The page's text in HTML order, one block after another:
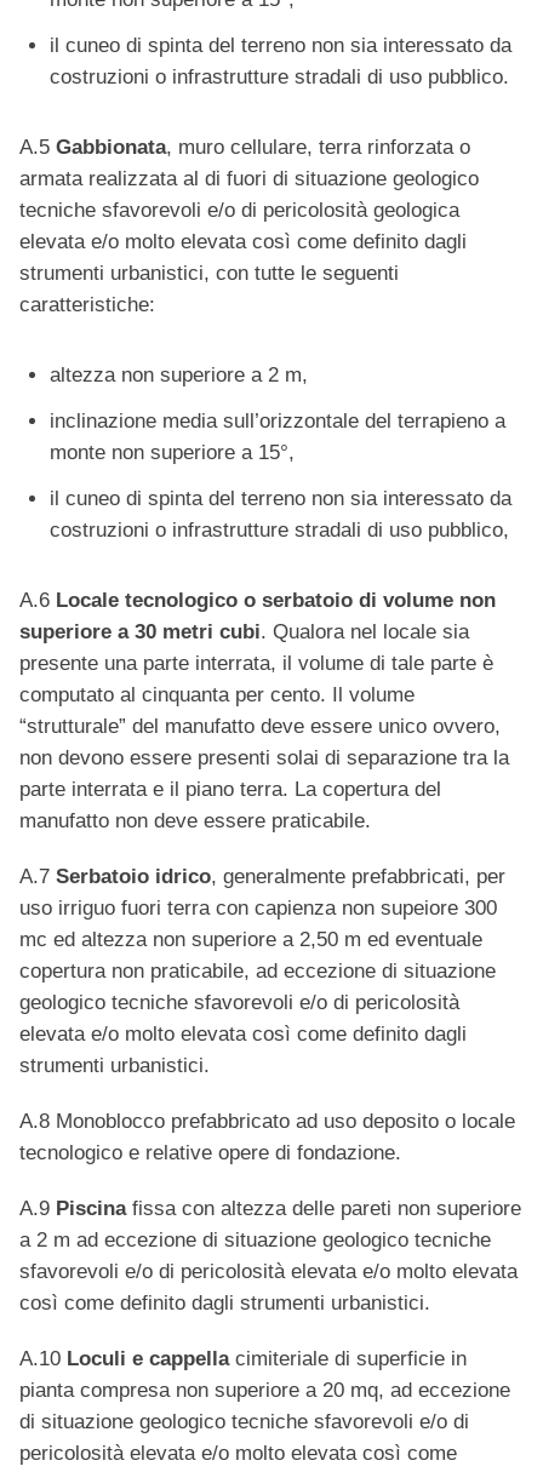
il cuneo di spinta del terreno non sia interessato da
costruzioni o infrastrutture stradali di uso pubblico.
A.5 Gabbionata, muro cellulare, terra rinforzata o
armata realizzata al di fuori di situazione geologico
tecniche sfavorevoli e/o di pericolosità geologica
elevata e/o molto elevata così come definito dagli
strumenti urbanistici, con tutte le seguenti
caratteristiche:
altezza non superiore a 2 m,
inclinazione media sull’orizzontale del terrapieno a
monte non superiore a 15°,
il cuneo di spinta del terreno non sia interessato da
costruzioni o infrastrutture stradali di uso pubblico,
A.6 Locale tecnologico o serbatoio di volume non
superiore a 30 metri cubi. Qualora nel locale sia
presente una parte interrata, il volume di tale parte è
computato al cinquanta per cento. Il volume
“strutturale” del manufatto deve essere unico ovvero,
non devono essere presenti solai di separazione tra la
parte interrata e il piano terra. La copertura del
manufatto non deve essere praticabile.
A.7 Serbatoio idrico, generalmente prefabbricati, per
uso irriguo fuori terra con capienza non supeiore 300
mc ed altezza non superiore a 2,50 m ed eventuale
copertura non praticabile, ad eccezione di situazione
geologico tecniche sfavorevoli e/o di pericolosità
elevata e/o molto elevata così come definito dagli
strumenti urbanistici.
A.8 Monoblocco prefabbricato ad uso deposito o locale
tecnologico e relative opere di fondazione.
A.9 Piscinafissa con altezza delle pareti non superiore
a 2 m ad eccezione di situazione geologico tecniche
sfavorevoli e/o di pericolosità elevata e/o molto elevata
così come definito dagli strumenti urbanistici.
A.10 Loculi e cappellacimiteriale di superficie in
pianta compresa non superiore a 20 mq, ad eccezione
di situazione geologico tecniche sfavorevoli e/o di
pericolosità elevata e/o molto elevata così come